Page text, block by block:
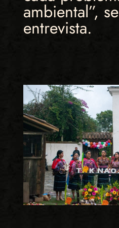
ambiental”,
entrevista.